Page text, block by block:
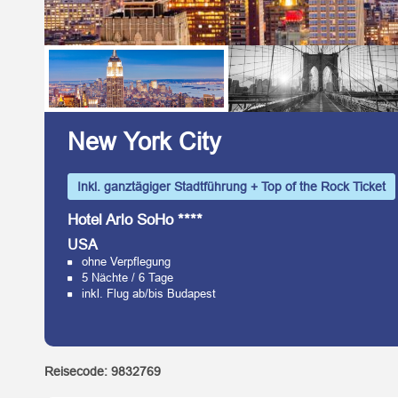
New York City
Inkl. ganztägiger Stadtführung + Top of the Rock Ticket
Hotel Arlo SoHo ****
USA
ohne Verpflegung
5 Nächte / 6 Tage
inkl. Flug ab/bis Budapest
Reisecode: 9832769